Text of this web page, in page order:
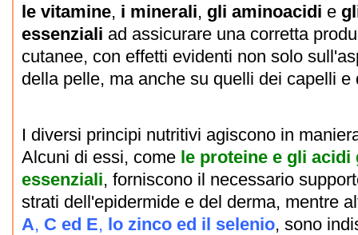
le vitamine, i minerali, gli aminoacidi e
essenziali ad assicurare una corretta
cutanee, con effetti evidenti non solo
della pelle, ma anche su quelli dei capelli e
I diversi principi nutritivi agiscono in
Alcuni di essi, come le proteine e gli acidi
essenziali, forniscono il necessario
strati dell'epidermide e del derma, mentre
A, C ed E, lo zinco ed il selenio, sono